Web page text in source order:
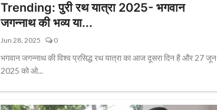
Trending: पुरी रथ यात्रा 2025- भगवान
जगन्नाथ की भव्य या...
Jun 28, 2025 0
भगवान जगन्नाथ की विश्व प्रसिद्ध रथ यात्रा का आज दूसरा दिन है और 27 जून
2025 को ओ...